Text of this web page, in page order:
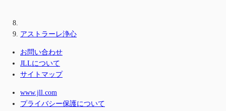
アストラーレ浄心
お問い合わせ
JLLについて
サイトマップ
www.jll.com
プライバシー保護について